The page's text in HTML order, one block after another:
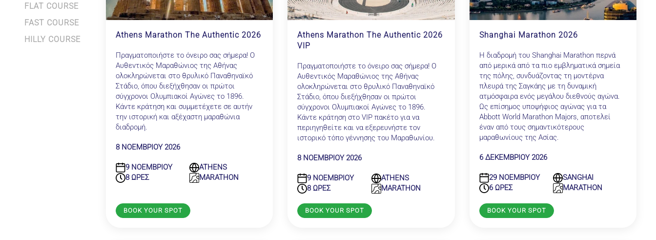
FLAT COURSE
FAST COURSE
HILLY COURSE
Athens Marathon The Authentic 2026
Πραγματοποιήστε το όνειρο σας σήμερα! Ο
Αυθεντικός Μαραθώνιος της Αθήνας
ολοκληρώνεται στο θρυλικό Παναθηναϊκό
Στάδιο, όπου διεξήχθησαν οι πρώτοι
σύγχρονοι Ολυμπιακοί Αγώνες το 1896.
Κάντε κράτηση και συμμετέχετε σε αυτήν
την ιστορική και αξέχαστη μαραθώνια
διαδρομή.
8 ΝΟΕΜΒΡΙΟΥ 2026
9 ΝΟΕΜΒΡΙΟΥ
ATHENS
8 ΩΡΕΣ
MARATHON
BOOK YOUR SPOT
Athens Marathon The Authentic 2026
VIP
Πραγματοποιήστε το όνειρο σας σήμερα! Ο
Αυθεντικός Μαραθώνιος της Αθήνας
ολοκληρώνεται στο θρυλικό Παναθηναϊκό
Στάδιο, όπου διεξήχθησαν οι πρώτοι
σύγχρονοι Ολυμπιακοί Αγώνες το 1896.
Κάντε κράτηση στο VIP πακέτο για να
περιηγηθείτε και να εξερευνήστε τον
ιστορικό τόπο γέννησης του Μαραθωνίου.
8 ΝΟΕΜΒΡΙΟΥ 2026
9 ΝΟΕΜΒΡΙΟΥ
ATHENS
8 ΩΡΕΣ
MARATHON
BOOK YOUR SPOT
Shanghai Marathon 2026
Η διαδρομή του Shanghai Marathon περνά
από μερικά από τα πιο εμβληματικά σημεία
της πόλης, συνδυάζοντας τη μοντέρνα
πλευρά της Σαγκάης με τη δυναμική
ατμόσφαιρα ενός μεγάλου διεθνούς αγώνα.
Ως επίσημος υποψήφιος αγώνας για τα
Abbott World Marathon Majors, αποτελεί
έναν από τους σημαντικότερους
μαραθωνίους της Ασίας.
6 ΔΕΚΕΜΒΡΙΟΥ 2026
29 ΝΟΕΜΒΡΙΟΥ
SANGHAI
6 ΩΡΕΣ
MARATHON
BOOK YOUR SPOT